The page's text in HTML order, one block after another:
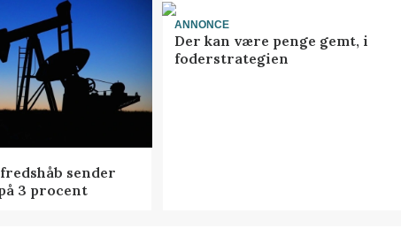
sender
3 procent
ANNONCE
Der kan være penge gemt, i
foderstrategien